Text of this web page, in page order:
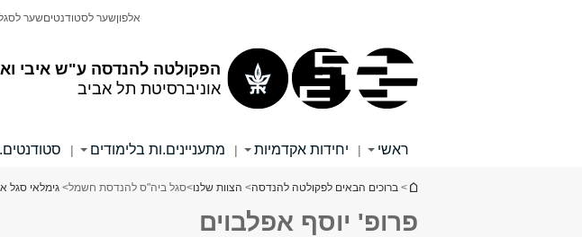
הפקולטה להנדסה ע"ש איבי
אוניברסיטת תל אביב
אלפוןשער לסטודנטיםשער
ראשי | יחידות אקדמיות | מתעניינים.ות בלימודים |
הינך נמצא כאן
> ברוכים הבאים לפקולטה להנדסה> הצוות שלנו>סגל ביה"ס להנדסת חשמל> גימלאי סגל
פרופ' יוסף אפלבוים